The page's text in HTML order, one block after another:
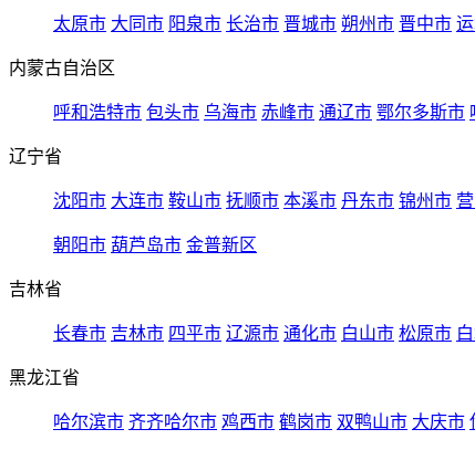
太原市 大同市 阳泉市 长治市 晋城市 朔州市 晋中市
内蒙古自治区
呼和浩特市 包头市 乌海市 赤峰市 通辽市 鄂尔多斯市
辽宁省
沈阳市 大连市 鞍山市 抚顺市 本溪市 丹东市 锦州市
朝阳市 葫芦岛市 金普新区
吉林省
长春市 吉林市 四平市 辽源市 通化市 白山市 松原市
黑龙江省
哈尔滨市 齐齐哈尔市 鸡西市 鹤岗市 双鸭山市 大庆市